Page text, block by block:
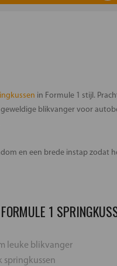
in Formule 1 stijl.
blikvanger voor
en een brede instap zodat
1
leuke blikvanger
springkussen